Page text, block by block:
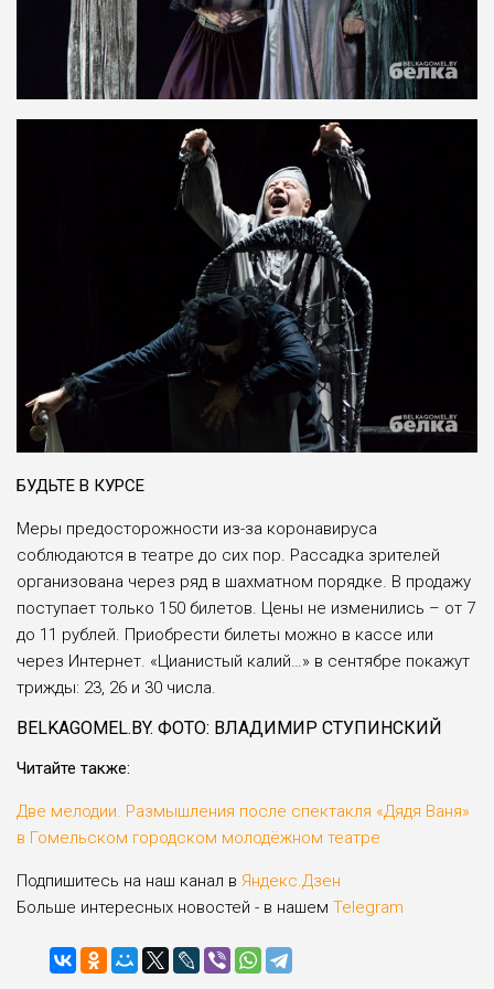
БУДЬТЕ В КУРСЕ
Меры предосторожности из-за коронавируса
соблюдаются в театре до сих пор. Рассадка зрителей
организована через ряд в шахматном порядке. В продажу
поступает только 150 билетов. Цены не изменились – от 7
до 11 рублей. Приобрести билеты можно в кассе или
через Интернет. «Цианистый калий…» в сентябре покажут
трижды: 23, 26 и 30 числа.
BELKAGOMEL.BY. ФОТО: ВЛАДИМИР СТУПИНСКИЙ
Читайте также:
Две мелодии. Размышления после спектакля «Дядя Ваня»
в Гомельском городском молодёжном театре
Подпишитесь на наш канал в Яндекс.Дзен
Больше интересных новостей - в нашем Telegram